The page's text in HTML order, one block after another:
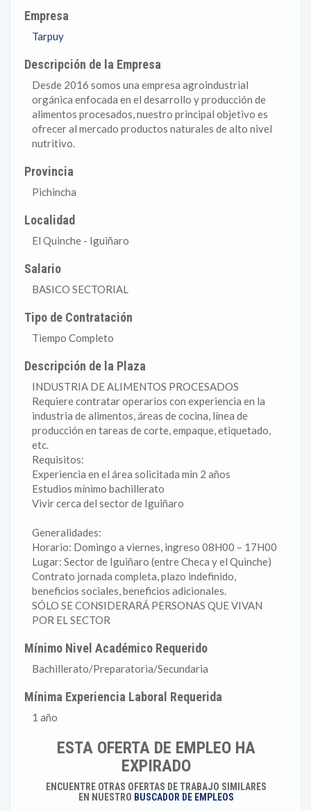
Empresa
Tarpuy
Descripción de la Empresa
Desde 2016 somos una empresa agroindustrial
orgánica enfocada en el desarrollo y producción de
alimentos procesados, nuestro principal objetivo es
ofrecer al mercado productos naturales de alto nivel
nutritivo.
Provincia
Pichincha
Localidad
El Quinche - Iguiñaro
Salario
BASICO SECTORIAL
Tipo de Contratación
Tiempo Completo
Descripción de la Plaza
INDUSTRIA DE ALIMENTOS PROCESADOS
Requiere contratar operarios con experiencia en la
industria de alimentos, áreas de cocina, línea de
producción en tareas de corte, empaque, etiquetado,
etc.
Requisitos:
Experiencia en el área solicitada min 2 años
Estudios mínimo bachillerato
Vivir cerca del sector de Iguiñaro
Generalidades:
Horario: Domingo a viernes, ingreso 08H00 – 17H00
Lugar: Sector de Iguiñaro (entre Checa y el Quinche)
Contrato jornada completa, plazo indefinido,
beneficios sociales, beneficios adicionales.
SÓLO SE CONSIDERARÁ PERSONAS QUE VIVAN
POR EL SECTOR
Mínimo Nivel Académico Requerido
Bachillerato/Preparatoria/Secundaria
Mínima Experiencia Laboral Requerida
1 año
ESTA OFERTA DE EMPLEO HA
EXPIRADO
ENCUENTRE OTRAS OFERTAS DE TRABAJO SIMILARES
EN NUESTRO BUSCADOR DE EMPLEOS